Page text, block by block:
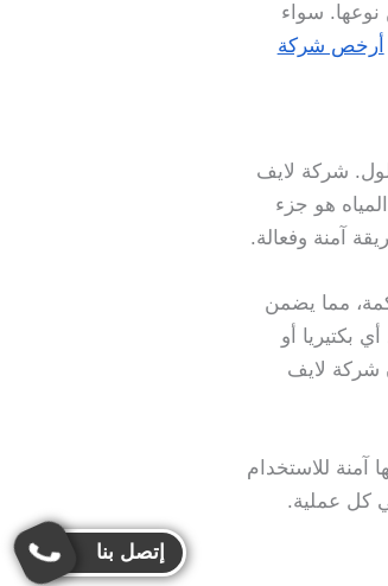
سواء
أرخص شركة
شركة لايف
هو جزء
آمنة وفعالة.
مما يضمن
بكتيريا أو
شركة لايف
آمنة للاستخدام
كل عملية.
إتصل بنا